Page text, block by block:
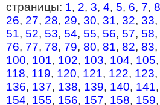
страницы: 1, 2, 3, 4, 5, 6, 7, 8
26, 27, 28, 29, 30, 31, 32, 33,
51, 52, 53, 54, 55, 56, 57, 58,
76, 77, 78, 79, 80, 81, 82, 83,
100, 101, 102, 103, 104, 105,
118, 119, 120, 121, 122, 123,
136, 137, 138, 139, 140, 141,
154, 155, 156, 157, 158, 159,